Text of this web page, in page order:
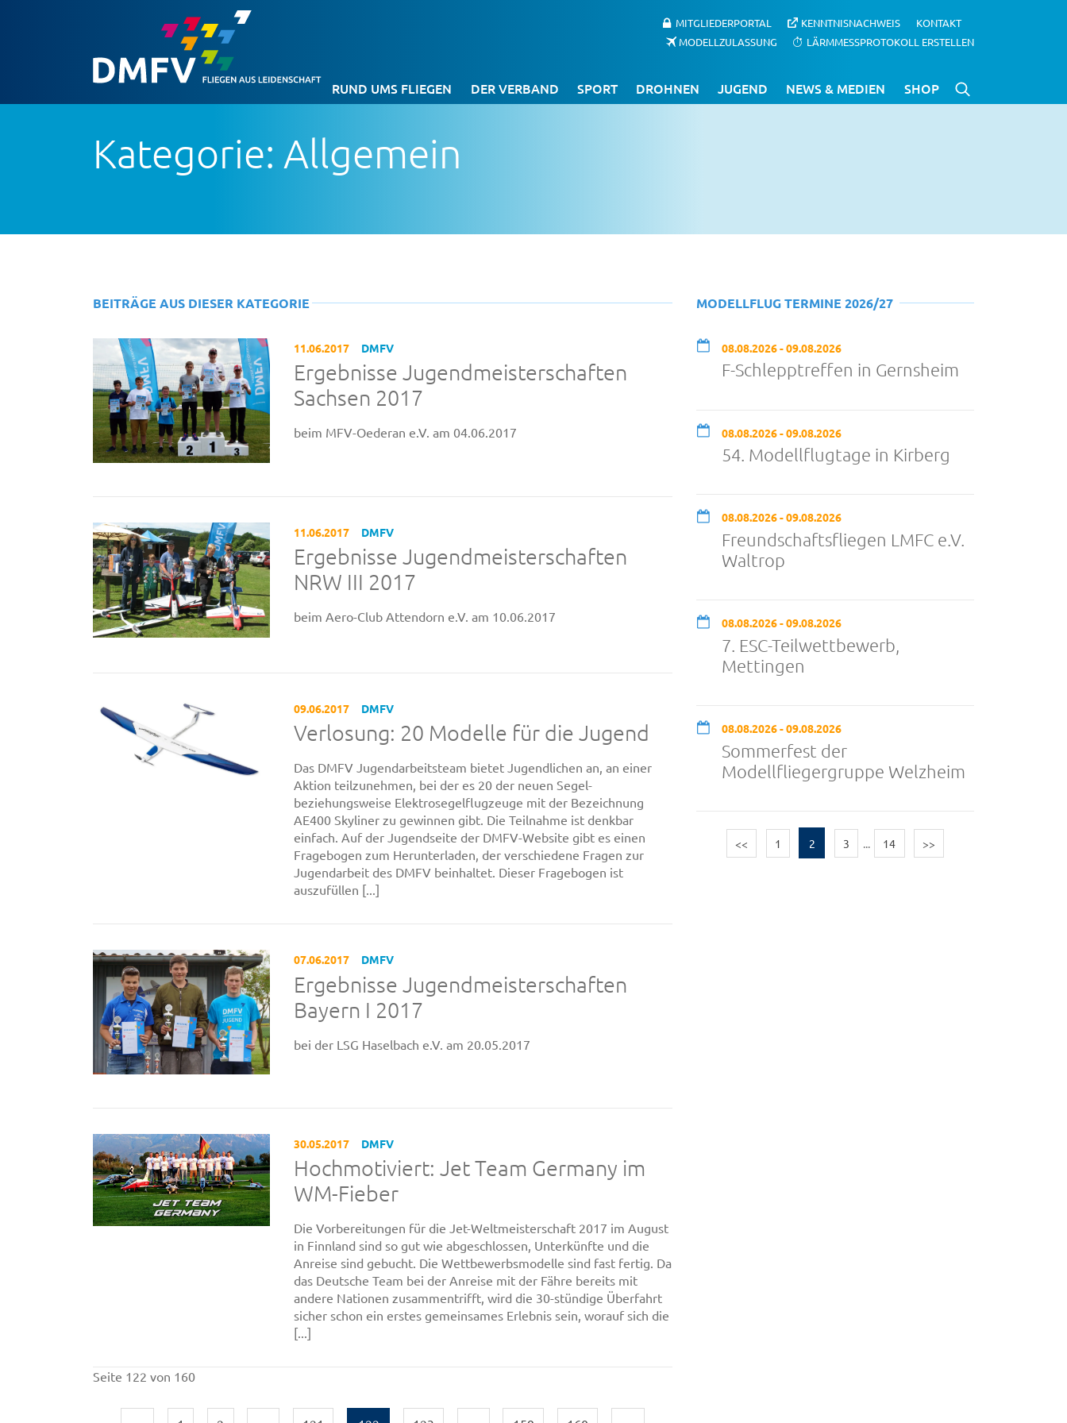
MITGLIEDERPORTAL KENNTNISNACHWEIS
KONTAKT
MODELLZULASSUNG
LÄRMMESSPROTOKOLL ERSTELLEN
RUND UMS FLIEGEN DER VERBAND SPORT DROHNEN JUGEND NEWS & MEDIEN SHOP
Kategorie: Allgemein
BEITRÄGE AUS DIESER KATEGORIE
11.06.2017 DMFV
Ergebnisse Jugendmeisterschaften
Sachsen 2017
beim MFV-Oederan e.V. am 04.06.2017
11.06.2017 DMFV
Ergebnisse Jugendmeisterschaften
NRW III 2017
beim Aero-Club Attendorn e.V. am 10.06.2017
09.06.2017 DMFV
Verlosung: 20 Modelle für die Jugend
Das DMFV Jugendarbeitsteam bietet Jugendlichen an, an einer
Aktion teilzunehmen, bei der es 20 der neuen Segel-
beziehungsweise Elektrosegelflugzeuge mit der Bezeichnung
AE400 Skyliner zu gewinnen gibt. Die Teilnahme ist denkbar
einfach. Auf der Jugendseite der DMFV-Website gibt es einen
Fragebogen zum Herunterladen, der verschiedene Fragen zur
Jugendarbeit des DMFV beinhaltet. Dieser Fragebogen ist
auszufüllen [...]
07.06.2017 DMFV
Ergebnisse Jugendmeisterschaften
Bayern I 2017
bei der LSG Haselbach e.V. am 20.05.2017
30.05.2017 DMFV
Hochmotiviert: Jet Team Germany im
WM-Fieber
Die Vorbereitungen für die Jet-Weltmeisterschaft 2017 im August
in Finnland sind so gut wie abgeschlossen, Unterkünfte und die
Anreise sind gebucht. Die Wettbewerbsmodelle sind fast fertig. Da
das Deutsche Team bei der Anreise mit der Fähre bereits mit
andere Nationen zusammentrifft, wird die 30-stündige Überfahrt
sicher schon ein erstes gemeinsames Erlebnis sein, worauf sich die
[...]
Seite 122 von 160
MODELLFLUG TERMINE 2026/27
08.08.2026 - 09.08.2026
F-Schlepptreffen in Gernsheim
08.08.2026 - 09.08.2026
54. Modellflugtage in Kirberg
08.08.2026 - 09.08.2026
Freundschaftsfliegen LMFC e.V.
Waltrop
08.08.2026 - 09.08.2026
7. ESC-Teilwettbewerb,
Mettingen
08.08.2026 - 09.08.2026
Sommerfest der
Modellfliegergruppe Welzheim
<< 1 2 3 ... 14 >>